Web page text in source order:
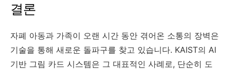
결론
자폐 아동과 가족이 오랜 시간 동안 겪어온 소통의 장벽은
기술을 통해 새로운 돌파구를 찾고 있습니다. KAIST의 AI
기반 그림 카드 시스템은 그 대표적인 사례로, 단순히 도